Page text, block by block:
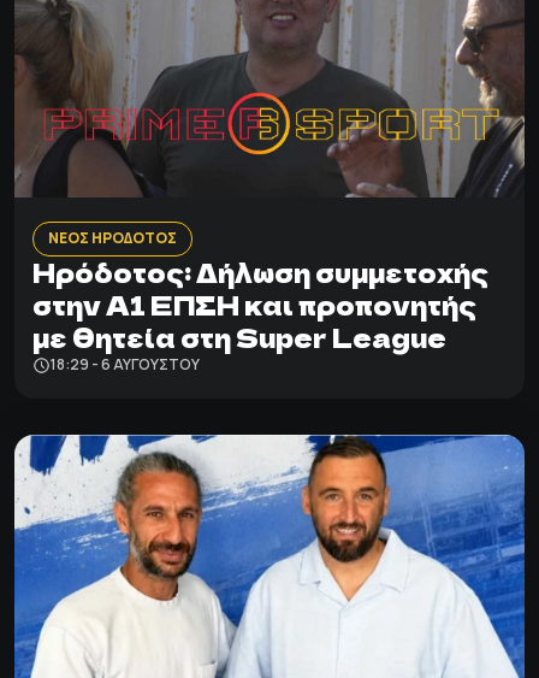
ΝΕΟΣ ΗΡΟΔΟΤΟΣ
Ηρόδοτος: Δήλωση συμμετοχής
στην Α1 ΕΠΣΗ και προπονητής
με θητεία στη Super League
18:29 - 6 ΑΥΓΟΎΣΤΟΥ